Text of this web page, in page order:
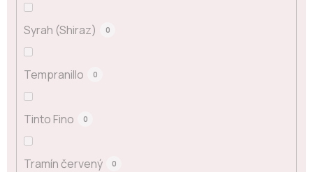
Syrah (Shiraz) 0
Tempranillo 0
Tinto Fino 0
Tramín červený 0